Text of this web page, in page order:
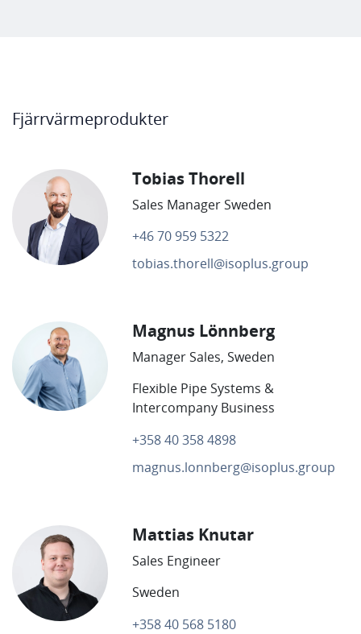
Fjärrvärmeprodukter
Tobias Thorell
Sales Manager Sweden
+46 70 959 5322
tobias.thorell@isoplus.group
Magnus Lönnberg
Manager Sales, Sweden
Flexible Pipe Systems &
Intercompany Business
+358 40 358 4898
magnus.lonnberg@isoplus.group
Mattias Knutar
Sales Engineer
Sweden
+358 40 568 5180